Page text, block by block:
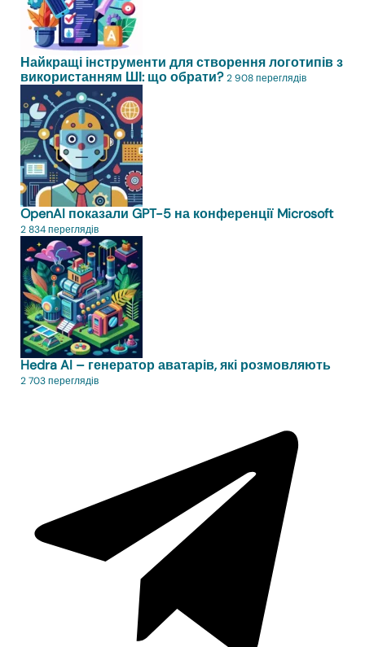
Найкращі інструменти для створення логотипів з
використанням ШІ: що обрати? 2 908 переглядів
OpenAI показали GPT-5 на конференції Microsoft
2 834 переглядів
Hedra AI – генератор аватарів, які розмовляють
2 703 переглядів